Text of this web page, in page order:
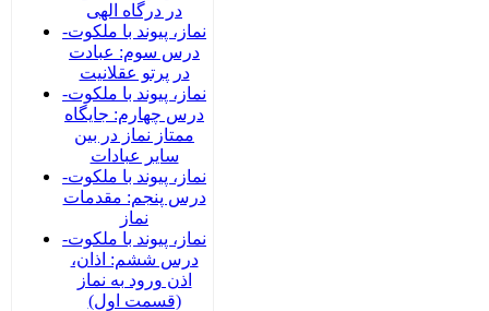
در درگاه الهی
نماز، پیوند با ملکوت-
درس سوم: عبادت
در پرتو عقلانیت
نماز، پیوند با ملکوت-
درس چهارم: جایگاه
ممتاز نماز در بین
سایر عبادات
نماز، پیوند با ملکوت-
درس پنجم: مقدمات
نماز
نماز، پیوند با ملکوت-
درس ششم: اذان،
اذن ورود به نماز
(قسمت اول)